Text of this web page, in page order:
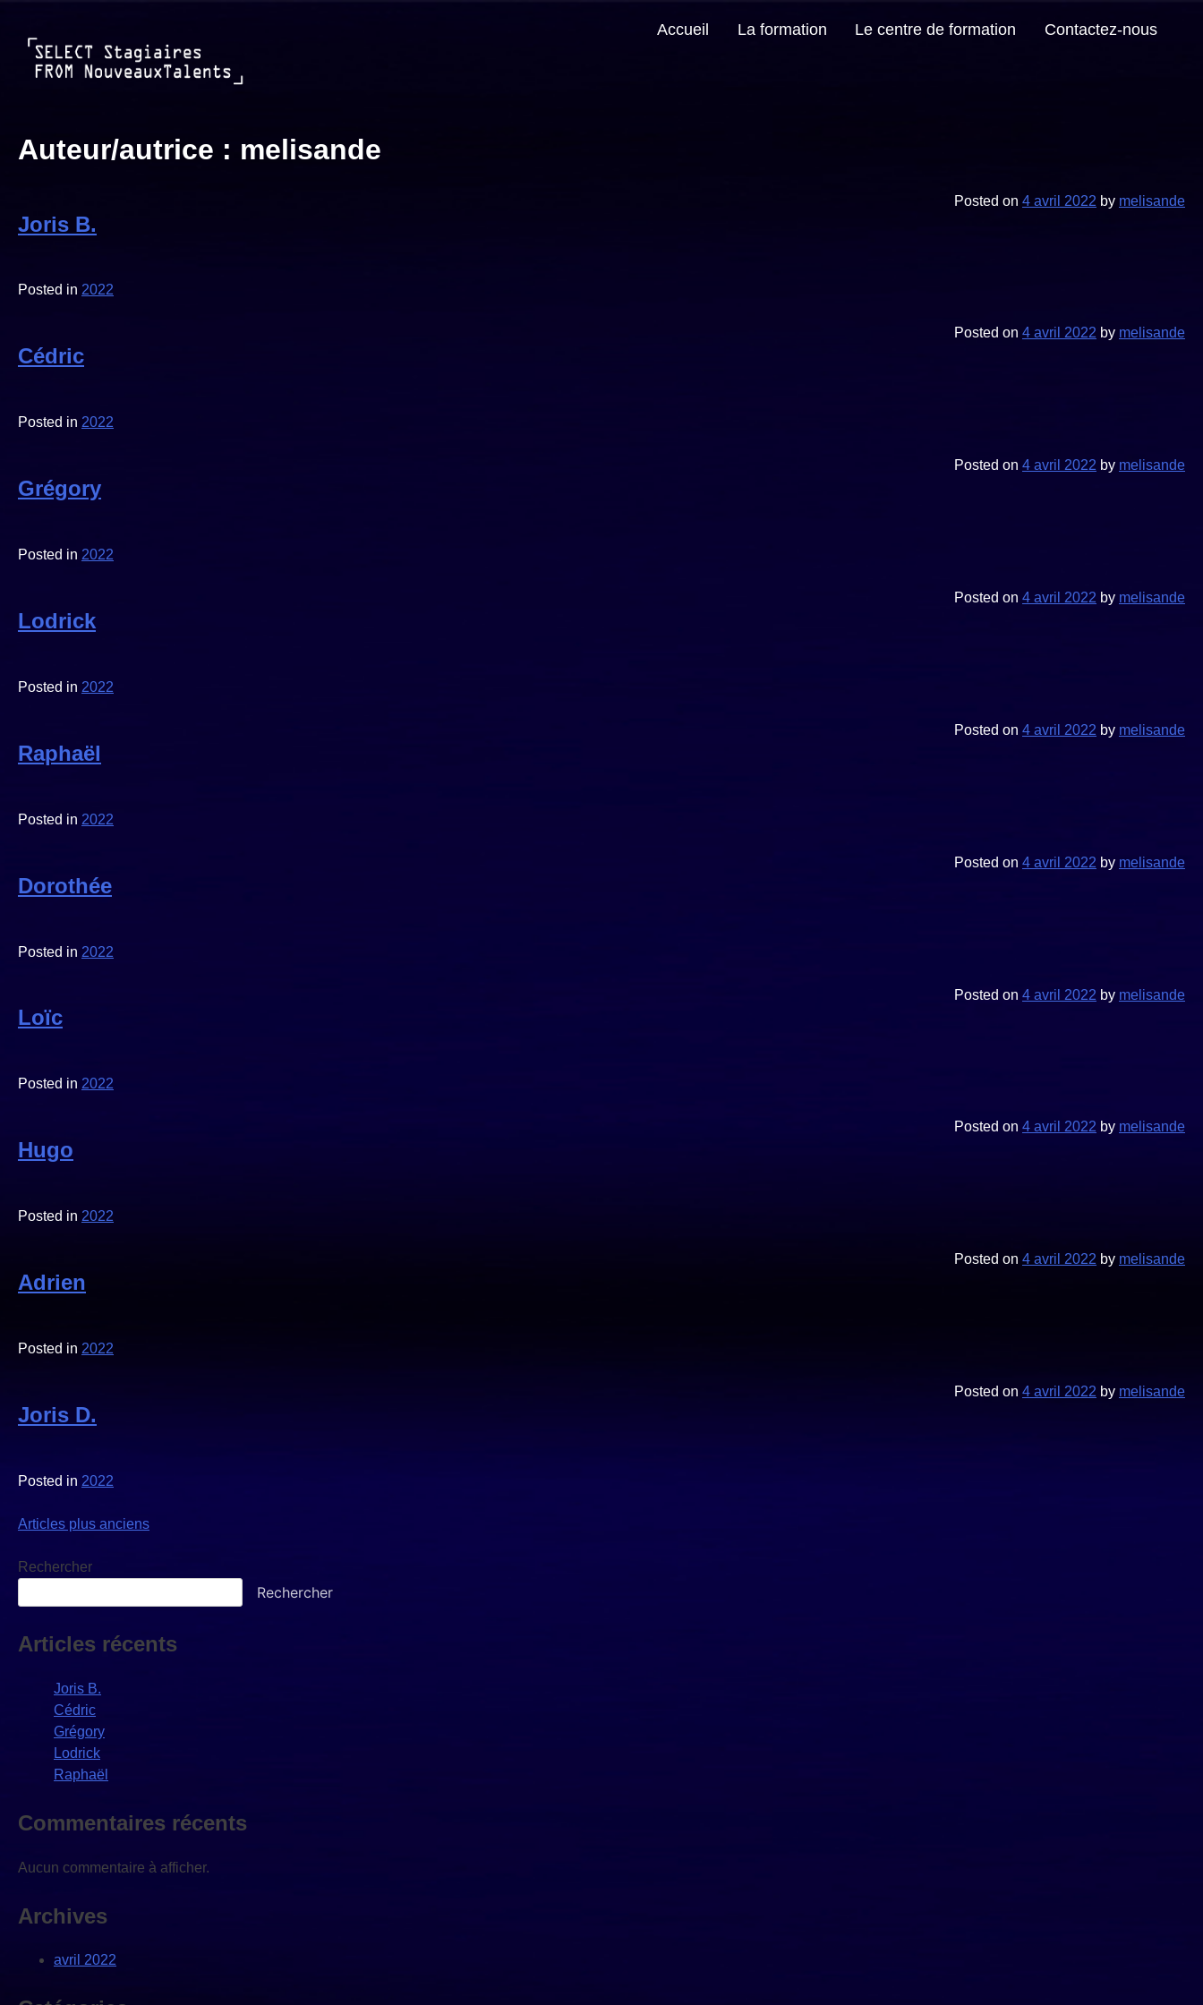
to
content
Accueil La formation Le centre de formation Contactez-nous
Auteur/autrice : melisande
Joris B.
Posted on 4 avril 2022 by melisande
Posted in 2022
Cédric
Posted on 4 avril 2022 by melisande
Posted in 2022
Grégory
Posted on 4 avril 2022 by melisande
Posted in 2022
Lodrick
Posted on 4 avril 2022 by melisande
Posted in 2022
Raphaël
Posted on 4 avril 2022 by melisande
Posted in 2022
Dorothée
Posted on 4 avril 2022 by melisande
Posted in 2022
Loïc
Posted on 4 avril 2022 by melisande
Posted in 2022
Hugo
Posted on 4 avril 2022 by melisande
Posted in 2022
Adrien
Posted on 4 avril 2022 by melisande
Posted in 2022
Joris D.
Posted on 4 avril 2022 by melisande
Posted in 2022
Navigation
des
Articles plus anciens
Rechercher
Rechercher
Articles récents
Joris B.
Cédric
Grégory
Lodrick
Raphaël
Commentaires récents
Aucun commentaire à afficher.
Archives
avril 2022